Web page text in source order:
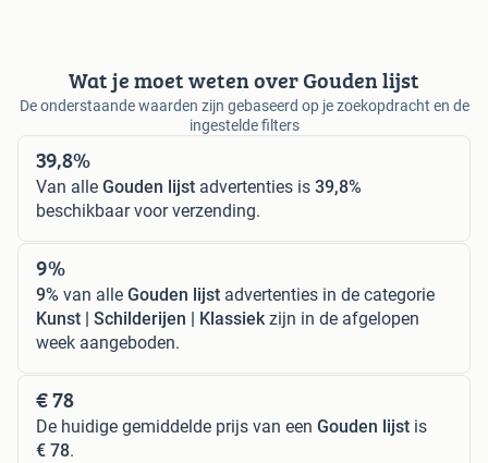
Wat je moet weten over Gouden lijst
De onderstaande waarden zijn gebaseerd op je zoekopdracht en de
ingestelde filters
39,8%
Van alle Gouden lijst advertenties is 39,8%
beschikbaar voor verzending.
9%
9% van alle Gouden lijst advertenties in de categorie
Kunst | Schilderijen | Klassiekzijn in de afgelopen
week aangeboden.
€ 78
De huidige gemiddelde prijs van een Gouden lijst is
€ 78.